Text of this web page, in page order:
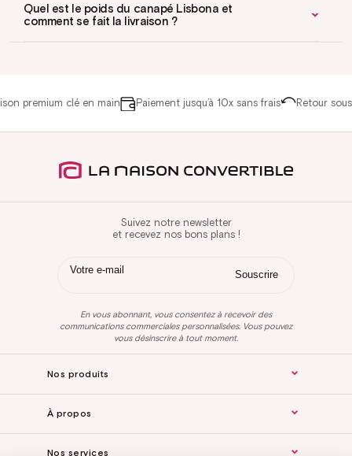
Quel est le poids du canapé Lisbona et
comment se fait la livraison ?
premium clé en main Paiement jusqu’à 10x sans frais Retour sous
Suivez notre newsletter
et recevez nos bons plans !
En vous abonnant, vous consentez à recevoir des
communications commerciales personnalisées. Vous pouvez
vous désinscrire à tout moment.
Nos produits
À propos
Nos services